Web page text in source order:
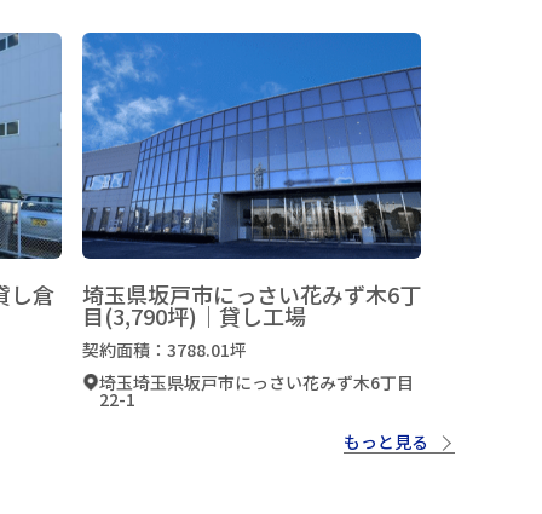
し倉 埼玉県坂戸市にっさい花みず木6丁
目(3,790坪)｜貸し工場
契約面積：3788.01坪
埼玉埼玉県坂戸市にっさい花みず木6丁目
22-1
もっと見る